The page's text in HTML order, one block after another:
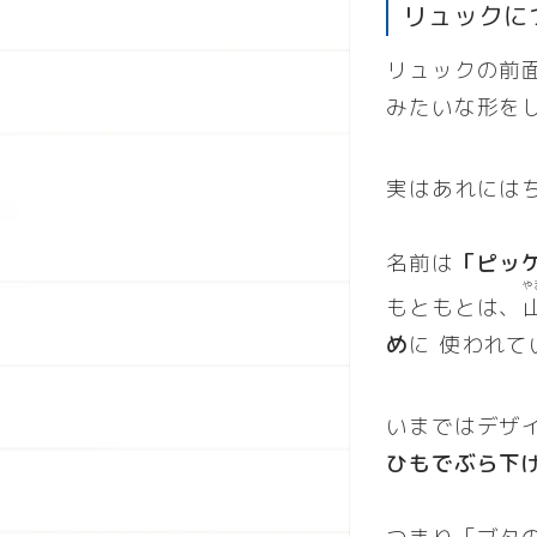
リュックに
リュックの前
みたいな形を
実はあれには
名前は 「ピッ
もともとは、
や
めに 使われ
いまではデザ
ひもでぶら下